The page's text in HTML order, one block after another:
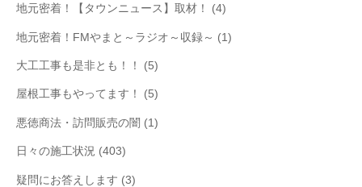
地元密着！【タウンニュース】取材！ (4)
地元密着！FMやまと～ラジオ～収録～ (1)
大工工事も是非とも！！ (5)
屋根工事もやってます！ (5)
悪徳商法・訪問販売の闇 (1)
日々の施工状況 (403)
疑問にお答えします (3)